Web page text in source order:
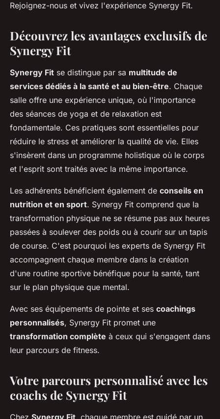
Rejoignez-nous et vivez l'expérience Synergy Fit.
Découvrez les avantages exclusifs de
Synergy Fit
Synergy Fit se distingue par sa multitude de
services dédiés à la santé et au bien-être. Chaque
salle offre une expérience unique, où l'importance
des séances de yoga et de relaxation est
fondamentale. Ces pratiques sont essentielles pour
réduire le stress et améliorer la qualité de vie. Elles
s'insèrent dans un programme holistique où le corps
et l'esprit sont traités avec la même importance.
Les adhérents bénéficient également de conseils en
nutrition et en sport. Synergy Fit comprend que la
transformation physique ne se résume pas aux heures
passées à soulever des poids ou à courir sur un tapis
de course. C'est pourquoi les experts de Synergy Fit
accompagnent chaque membre dans la création
d'une routine sportive bénéfique pour la santé, tant
sur le plan physique que mental.
Avec ses équipements de pointe et ses coachings
personnalisés, Synergy Fit promet une
transformation complète à ceux qui s'engagent dans
leur parcours de fitness.
Votre parcours personnalisé avec les
coachs de Synergy Fit